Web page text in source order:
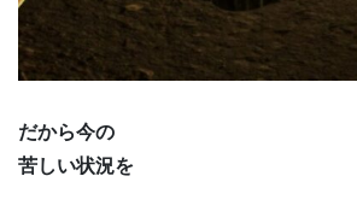
だから今の
苦しい状況を